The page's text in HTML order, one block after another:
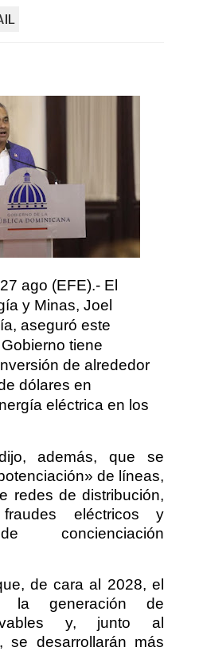
ago (EFE).- El
y Minas, Joel
aseguró este
tiene
de alrededor
dólares en
eléctrica en los
además, que se
de líneas,
redes de distribución,
eléctricos y
concienciación
de cara al 2028, el
la generación de
y, junto al
se desarrollarán más